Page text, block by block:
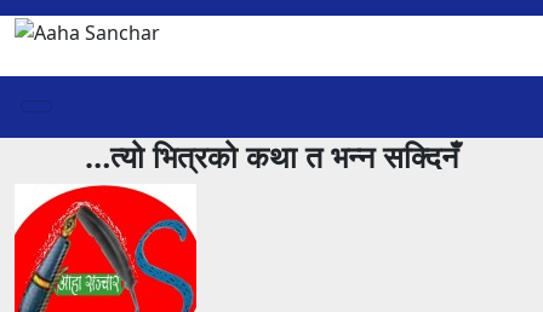
…त्यो भित्रको कथा त भन्न सक्दिनँ